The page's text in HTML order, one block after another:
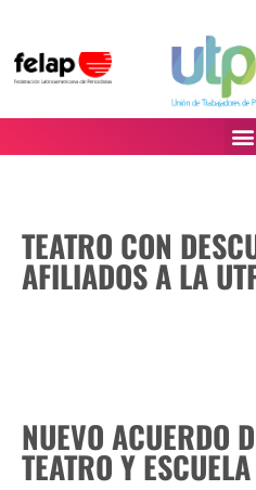
TEATRO CON
AFILIADOS A LA
NUEVO ACUERDO
TEATRO Y